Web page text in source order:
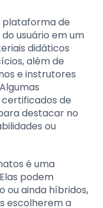
plataforma de
usuário em um
didáticos
além de
e instrutores
de
destacar no
ou
é uma
podem
ou ainda híbridos,
escolherem a